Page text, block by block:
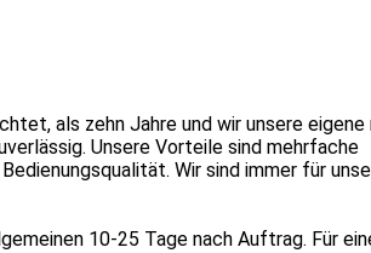
als zehn Jahre und wir unsere eigene
Unsere Vorteile sind mehrfache
Wir sind immer für
10-25 Tage nach Auftrag. Für